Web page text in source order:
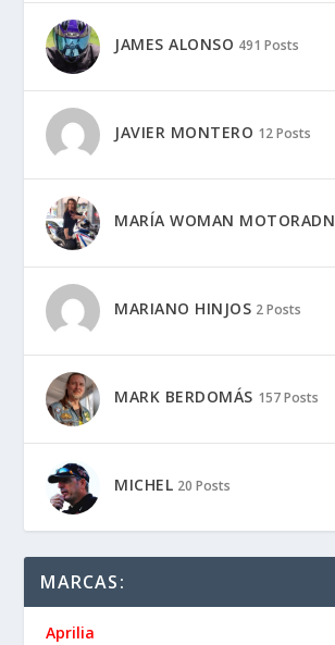
JAMES ALONSO 491 Posts
JAVIER MONTERO 12 Posts
MARÍA WOMAN MOTORADN
MARIANO HINJOS 2 Posts
MARK BERDOMÁS 157 Posts
MICHEL 20 Posts
MARCAS:
Aprilia